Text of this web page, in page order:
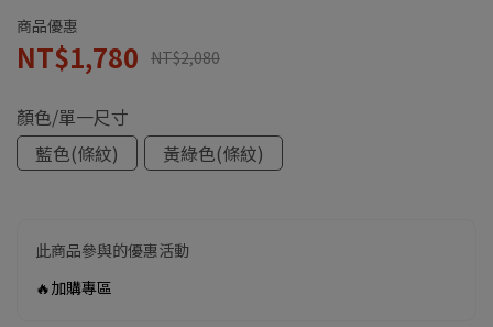
商品優惠
NT$1,780 NT$2,080
顏色/單一尺寸
藍色(條紋)
黃綠色(條紋)
此商品參與的優惠活動
🔥加購專區